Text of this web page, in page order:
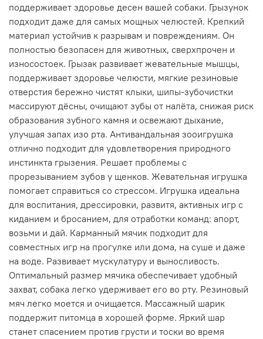
поддерживает здоровье десен вашей собаки. Грызунок
подходит даже для самых мощных челюстей. Крепкий
материал устойчив к разрывам и повреждениям. Он
полностью безопасен для животных, сверхпрочен и
износостоек. Грызак развивает жевательные мышцы,
поддерживает здоровье челюсти, мягкие резиновые
отверстия бережно чистят клыки, шипы-зубочистки
массируют дёсны, очищают зубы от налёта, снижая риск
образования зубного камня и освежают дыхание,
улучшая запах изо рта. Антивандальная зооигрушка
отлично подходит для удовлетворения природного
инстинкта грызения. Решает проблемы с
прорезыванием зубов у щенков. Жевательная игрушка
помогает справиться со стрессом. Игрушка идеальна
для воспитания, дрессировки, развитя, активных игр с
киданием и бросанием, для отработки команд: апорт,
возьми и дай. Карманный мячик подходит для
совместных игр на прогулке или дома, на суше и даже
на воде. Развивает мускулатуру и выносливость.
Оптимальный размер мячика обеспечивает удобный
захват, собака легко удерживает его во рту. Резиновый
мяч легко моется и очищается. Массажный шарик
поддержит питомца в хорошей форме. Яркий шар
станет спасением против грусти и тоски во время